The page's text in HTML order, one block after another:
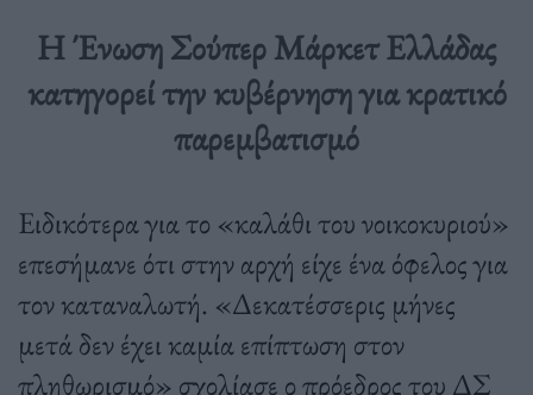
Η Ένωση Σούπερ Μάρκετ Ελλάδας
κατηγορεί την κυβέρνηση για κρατικό
παρεμβατισμό
Ειδικότερα για το «καλάθι του νοικοκυριού»
επεσήμανε ότι στην αρχή είχε ένα όφελος για
τον καταναλωτή. «Δεκατέσσερις μήνες
μετά δεν έχει καμία επίπτωση στον
πληθωρισμό» σχολίασε ο πρόεδρος του ΔΣ